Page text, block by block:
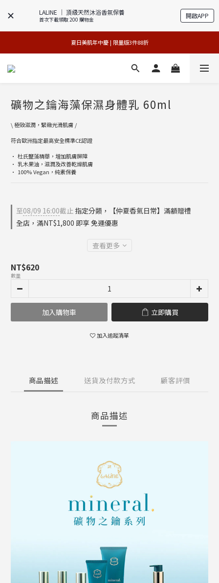
LALINE │ 頂級天然沐浴香氛保養
首次下載領取 200 購物金 開啟APP
官網獨享 | 滿額最高贈3件禮
專櫃加碼活動 | 舊包裝限時限量5折搶購
夏日美肌年中慶 | 限量版3件88折
官網獨享 | 滿額最高贈3件禮
礦物之鑰海藻保濕身體乳 60ml
\ 極致滋潤，緊緻光滑肌膚 /
符合歐洲指定最高安全標準CE認證
• 杜氏鹽藻精華，增加肌膚屏障
• 乳木果油，滋潤及改善乾燥肌膚
• 100% Vegan，純素保養
至08/09 16:00截止 指定分類，【仲夏香氣日常】滿額贈禮
全店，滿NT$1,800 即享 免運優惠
查看更多
NT$620
數量
加入購物車 立即購買
加入追蹤清單
商品描述 送貨及付款方式 顧客評價
商品描述